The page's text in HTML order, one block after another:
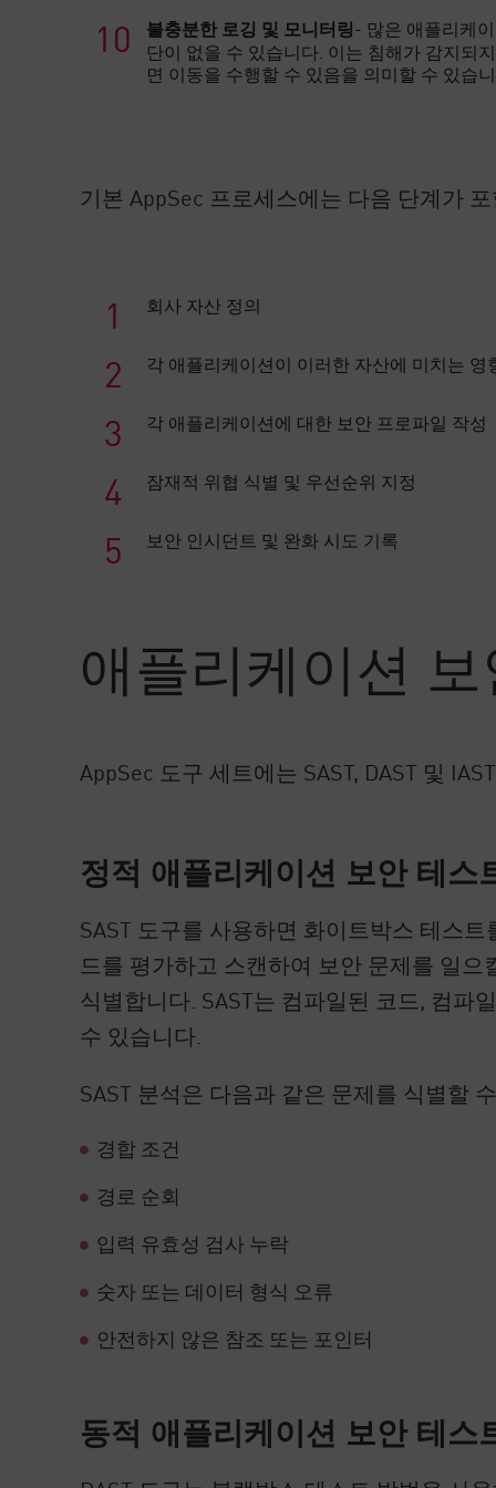
불충분한 로깅 및 모니터링- 많은 애플리케
단이 없을 수 있습니다. 이는 침해가 감지되
면 이동을 수행할 수 있음을 의미할 수 있습
기본 AppSec 프로세스에는 다음 단계가
회사 자산 정의
각 애플리케이션이 이러한 자산에 미치는 영
각 애플리케이션에 대한 보안 프로파일 작성
잠재적 위협 식별 및 우선순위 지정
보안 인시던트 및 완화 시도 기록
애플리케이션
AppSec 도구 세트에는 SAST, DAST 및
정적 애플리케이션 보안 테스
SAST 도구를 사용하면 화이트박스 테스
드를 평가하고 스캔하여 보안 문제를 일
식별합니다. SAST는 컴파일된 코드, 컴파
수 있습니다.
SAST 분석은 다음과 같은 문제를 식별할
경합 조건
경로 순회
입력 유효성 검사 누락
숫자 또는 데이터 형식 오류
안전하지 않은 참조 또는 포인터
동적 애플리케이션 보안 테스